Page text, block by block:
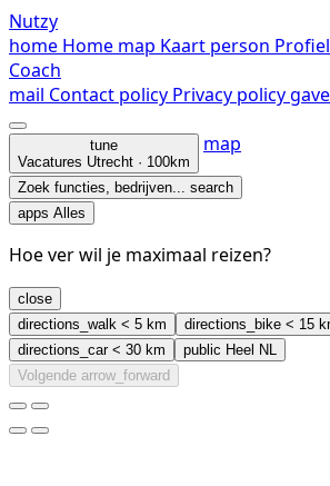
Nutzy
home Home map Kaart person Profiel
Coach
mail Contact policy Privacy policy
tune
Vacatures Utrecht · 100km
map
Zoek functies, bedrijven... search
apps Alles
Hoe ver wil je maximaal reizen?
close
directions_walk < 5 km directions_bike < 15
directions_car< 30 km public Heel NL
Volgende arrow_forward